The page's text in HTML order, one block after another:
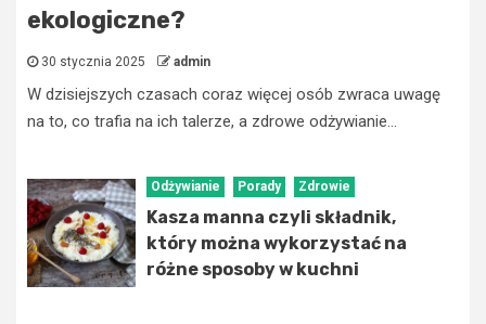
ekologiczne?
30 stycznia 2025 admin
W dzisiejszych czasach coraz więcej osób zwraca uwagę
na to, co trafia na ich talerze, a zdrowe odżywianie...
Odżywianie Porady Zdrowie
Kasza manna czyli składnik,
który można wykorzystać na
różne sposoby w kuchni